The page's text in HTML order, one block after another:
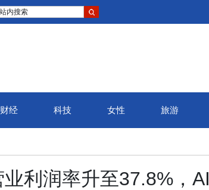
站内搜索
财经 科技 女性 旅游
利润率升至37.8%，AI